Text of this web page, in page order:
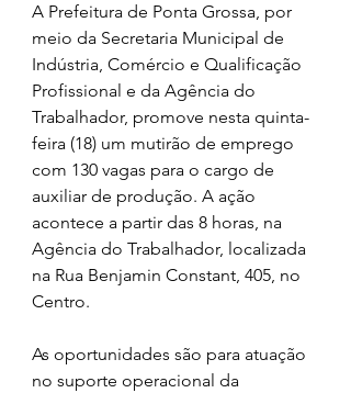
A Prefeitura de Ponta Grossa, por
meio da Secretaria Municipal de
Indústria, Comércio e Qualificação
Profissional e da Agência do
Trabalhador, promove nesta quinta-
feira (18) um mutirão de emprego
com 130 vagas para o cargo de
auxiliar de produção. A ação
acontece a partir das 8 horas, na
Agência do Trabalhador, localizada
na Rua Benjamin Constant, 405, no
Centro.
As oportunidades são para atuação
no suporte operacional da